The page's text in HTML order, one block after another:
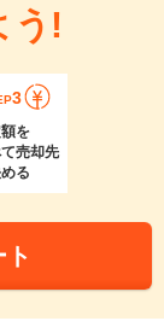
う!
3
を
売却先
る